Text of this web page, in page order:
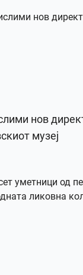
нов
музеј